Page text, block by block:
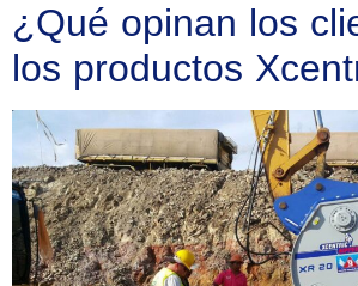
¿Qué opinan los
los productos